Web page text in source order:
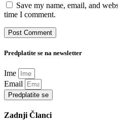
Save my name, email, and
time I comment.
Predplatite se na newsletter
Ime
Email
Predplatite se
Zadnji Članci